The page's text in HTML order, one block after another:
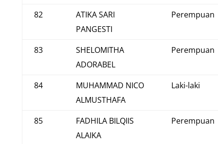
82
ATIKA SARI
PANGESTI
Perempuan
83
SHELOMITHA
ADORABEL
Perempuan
84
MUHAMMAD NICO
ALMUSTHAFA
Laki-laki
85
FADHILA BILQIIS
ALAIKA
Perempuan